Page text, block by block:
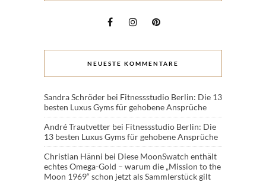
NEUESTE KOMMENTARE
Sandra Schröder bei Fitnessstudio Berlin: Die 13
besten Luxus Gyms für gehobene Ansprüche
André Trautvetter bei Fitnessstudio Berlin: Die
13 besten Luxus Gyms für gehobene Ansprüche
Christian Hänni bei Diese MoonSwatch enthält
echtes Omega-Gold – warum die „Mission to the
Moon 1969“ schon jetzt als Sammlerstück gilt